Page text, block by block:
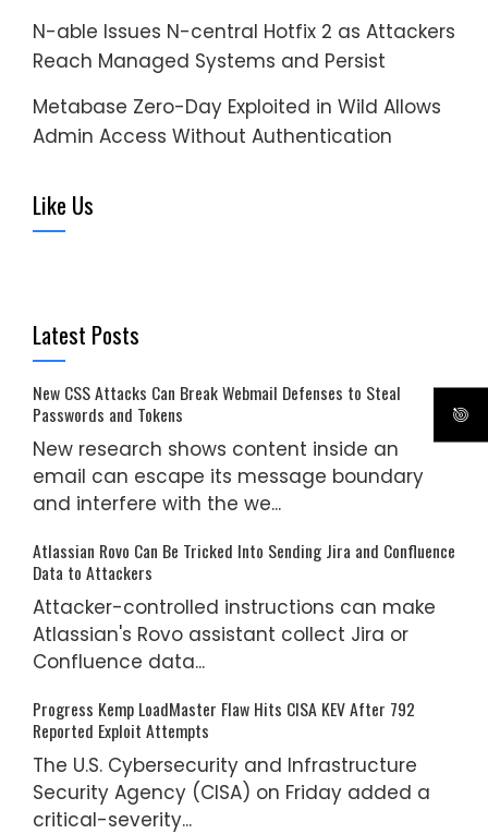
N-able Issues N-central Hotfix 2 as Attackers
Reach Managed Systems and Persist
Metabase Zero-Day Exploited in Wild Allows
Admin Access Without Authentication
Like Us
Latest Posts
New CSS Attacks Can Break Webmail Defenses to Steal
Passwords and Tokens
New research shows content inside an
email can escape its message boundary
and interfere with the we...
Atlassian Rovo Can Be Tricked Into Sending Jira and Confluence
Data to Attackers
Attacker-controlled instructions can make
Atlassian's Rovo assistant collect Jira or
Confluence data...
Progress Kemp LoadMaster Flaw Hits CISA KEV After 792
Reported Exploit Attempts
The U.S. Cybersecurity and Infrastructure
Security Agency (CISA) on Friday added a
critical-severity...